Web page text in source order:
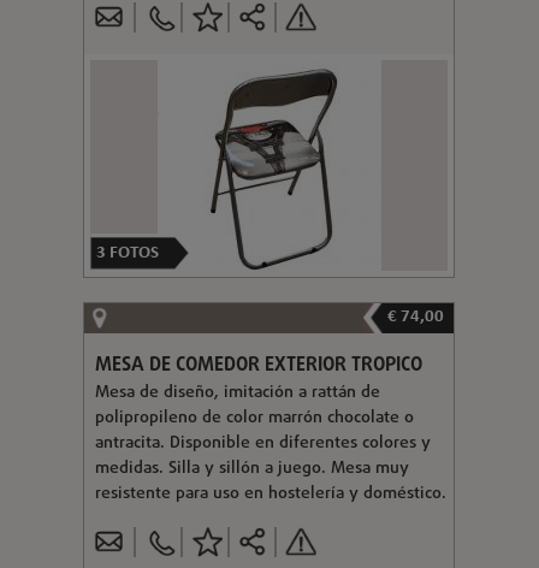
3 FOTOS
€ 74,00
MESA DE COMEDOR EXTERIOR TROPICO
Mesa de diseño, imitación a rattán de
polipropileno de color marrón chocolate o
antracita. Disponible en diferentes colores y
medidas. Silla y sillón a juego. Mesa muy
resistente para uso en hostelería y doméstico.